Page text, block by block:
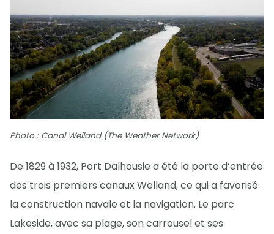
Photo : Canal Welland (The Weather Network)
De 1829 à 1932, Port Dalhousie a été la porte d’entrée
des trois premiers canaux Welland, ce qui a favorisé
la construction navale et la navigation. Le parc
Lakeside, avec sa plage, son carrousel et ses